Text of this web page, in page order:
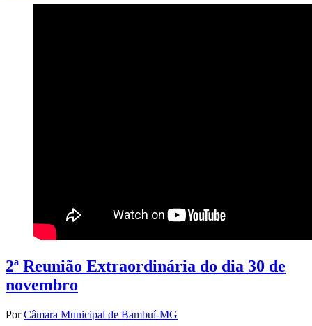
2ª Reunião Extraordinária do dia 30 de
novembro
PorCâmara Municipal de Bambuí-MG